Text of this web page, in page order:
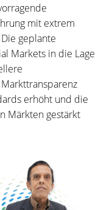
mit extrem
geplante
Markets in die Lage
erhöht und die
Märkten gestärkt